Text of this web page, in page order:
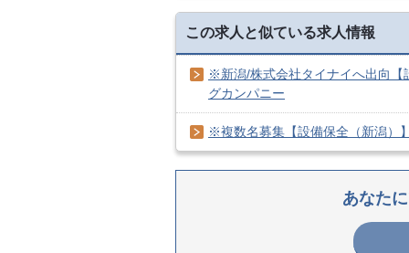
この求人と似ている求人情報
※新潟/株式会社タイナイへ出向【
グカンパニー
※複数名募集【設備保全（新潟）
あなた